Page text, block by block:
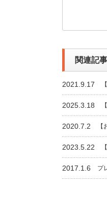
関連記事
2021.9.17
2025.3.18
2020.7.2
2023.5.22
2017.1.6 プ